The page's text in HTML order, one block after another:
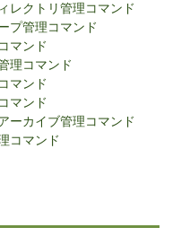
レクトリ管理コマンド
プ管理コマンド
マンド
理コマンド
マンド
マンド
ーカイブ管理コマンド
コマンド